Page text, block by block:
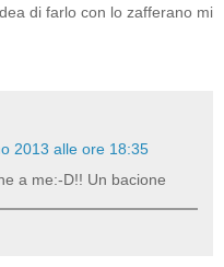
di farlo con lo zafferano mi
2013 alle ore 18:35
a me:-D!! Un bacione